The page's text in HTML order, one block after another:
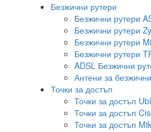
Безжични рутери
Безжични рутери
Безжични рутери
Безжични рутери
Безжични рутери
ADSL Безжични
Антени за
Точки за достъп
Точки за достъп
Точки за достъп
Точки за достъп